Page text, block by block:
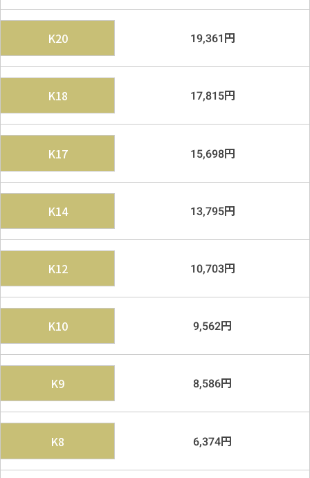
K20 19,361円
K18 17,815円
K17 15,698円
K14 13,795円
K12 10,703円
K10 9,562円
K9 8,586円
K8 6,374円